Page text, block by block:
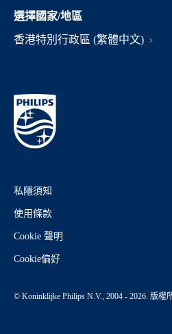
選擇國家/地區
香港特別行政區 (繁體中文)
私隱須知
使用條款
Cookie 聲明
Cookie偏好
© Koninklijke Philips N.V., 2004 - 2026. 版權